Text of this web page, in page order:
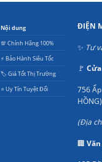
Nội dung
💯 Chính Hãng 100%
⚡ Bảo Hành Siêu Tốc
🏷️ Giá Tốt Thị Trường
⭐ Uy Tín Tuyệt Đối
ĐIỆN
✨ Tư
🚩
756
(Địa
🏢